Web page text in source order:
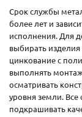
Срок службы
более лет и
исполнения. Для
выбирать
цинкование с
выполнять
осматривать
уровня земли.
подкрашивать